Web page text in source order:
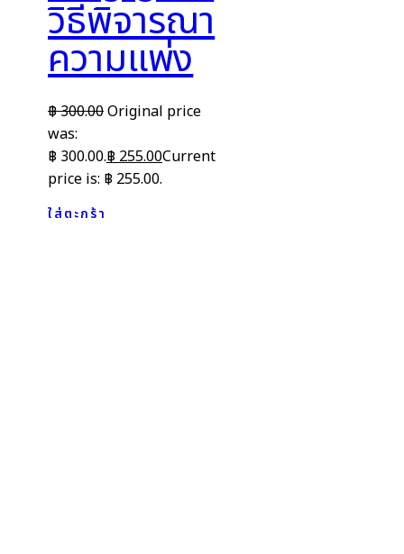
วิธีพิจารณา
ความแพ่ง
฿300.00Original price
was:
฿ 300.00.฿255.00Current
price is: ฿ 255.00.
ใส่ตะกร้า